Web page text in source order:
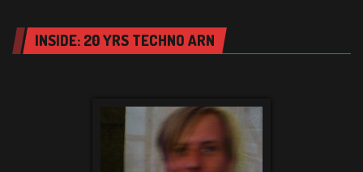
INSIDE: 20 YRS TECHNO ARN